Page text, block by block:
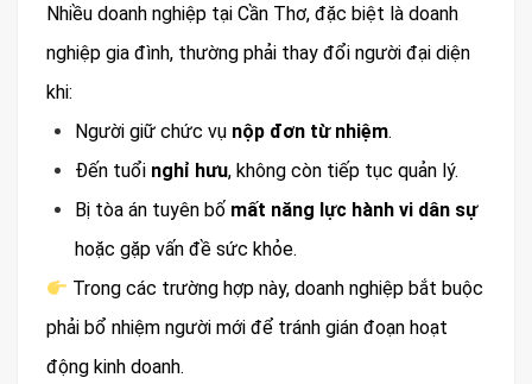
Nhiều doanh nghiệp tại Cần Thơ, đặc biệt là doanh
nghiệp gia đình, thường phải thay đổi người đại diện
khi:
Người giữ chức vụ nộp đơn từ nhiệm.
Đến tuổi nghỉ hưu, không còn tiếp tục quản lý.
Bị tòa án tuyên bố mất năng lực hành vi dân sự
hoặc gặp vấn đề sức khỏe.
Trong các trường hợp này, doanh nghiệp bắt buộc
phải bổ nhiệm người mới để tránh gián đoạn hoạt
động kinh doanh.